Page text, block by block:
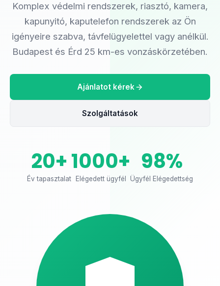
Komplex védelmi rendszerek, riasztó, kamera,
kapunyitó, kaputelefon rendszerek az Ön
igényeire szabva, távfelügyelettel vagy anélkül.
Budapest és Érd 25 km-es vonzáskörzetében.
Ajánlatot kérek
Szolgáltatások
20+
Év tapasztalat
1000+
Elégedett ügyfél
98%
Ügyfél Elégedettség